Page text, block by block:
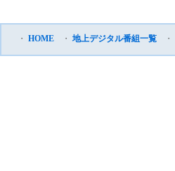
・ HOME ・ 地上デジタル番組一覧 ・